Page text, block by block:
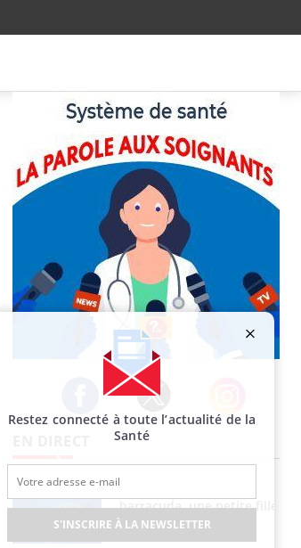
Facebook Twitter Instagram
barracuda, une petite fille
secourue grâce à un
réflexe essentiel
Restez connecté à toute l’actualité de la
Santé
S'INSCRIRE À LA NEWSLETTER